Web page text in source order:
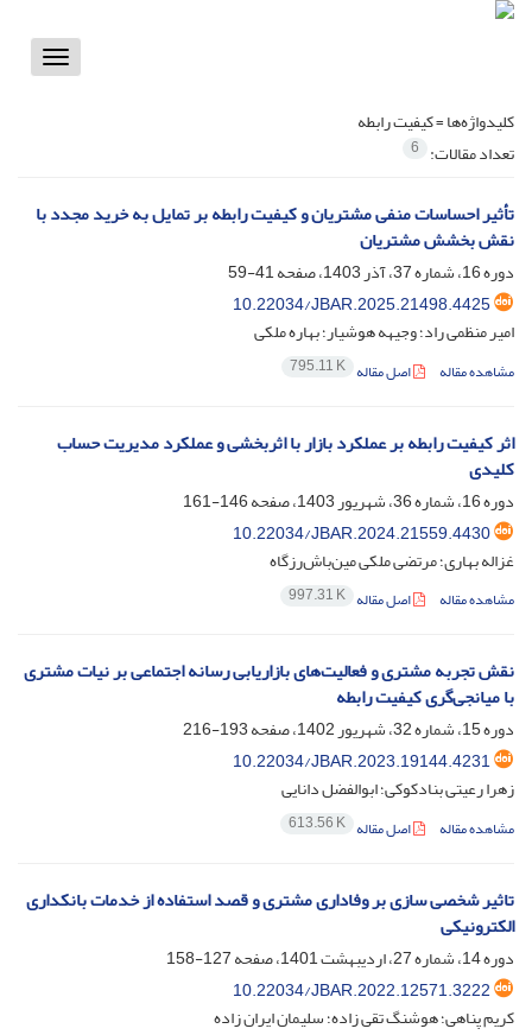
Toggle
کلیدواژه‌ها =کیفیت رابطه
تعداد مقالات: 6
تأثیر احساسات منفی مشتریان و کیفیت رابطه بر تمایل به خرید مجدد با
نقش بخشش مشتریان
دوره 16، شماره 37، آذر 1403، صفحه
41-59
10.22034/JBAR.2025.21498.4425
امیر منظمی راد؛ وجیهه هوشیار؛ بهاره ملکی
مشاهده مقاله اصل مقاله 795.11 K
اثر کیفیت رابطه بر عملکرد بازار با اثربخشی و عملکرد مدیریت حساب
کلیدی
دوره 16، شماره 36، شهریور 1403، صفحه
146-161
10.22034/JBAR.2024.21559.4430
غزاله بهاری؛ مرتضی ملکی مین‌باش‌رزگاه
مشاهده مقاله اصل مقاله 997.31 K
نقش تجربه مشتری و فعالیت‌های بازاریابی رسانه اجتماعی بر نیات مشتری
با میانجی‌گری کیفیت رابطه
دوره 15، شماره 32، شهریور 1402، صفحه
193-216
10.22034/JBAR.2023.19144.4231
زهرا رعیتی بنادکوکی؛ ابوالفضل دانایی
مشاهده مقاله اصل مقاله 613.56 K
تاثیر شخصی سازی بر وفاداری مشتری و قصد استفاده از خدمات بانکداری
الکترونیکی
دوره 14، شماره 27، اردیبهشت 1401، صفحه
127-158
10.22034/JBAR.2022.12571.3222
کریم پناهی؛ هوشنگ تقی زاده؛ سلیمان ایران زاده